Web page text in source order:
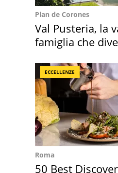
Plan de Corones
Val Pusteria, la
famiglia che
ECCELLENZE
Roma
50 Best